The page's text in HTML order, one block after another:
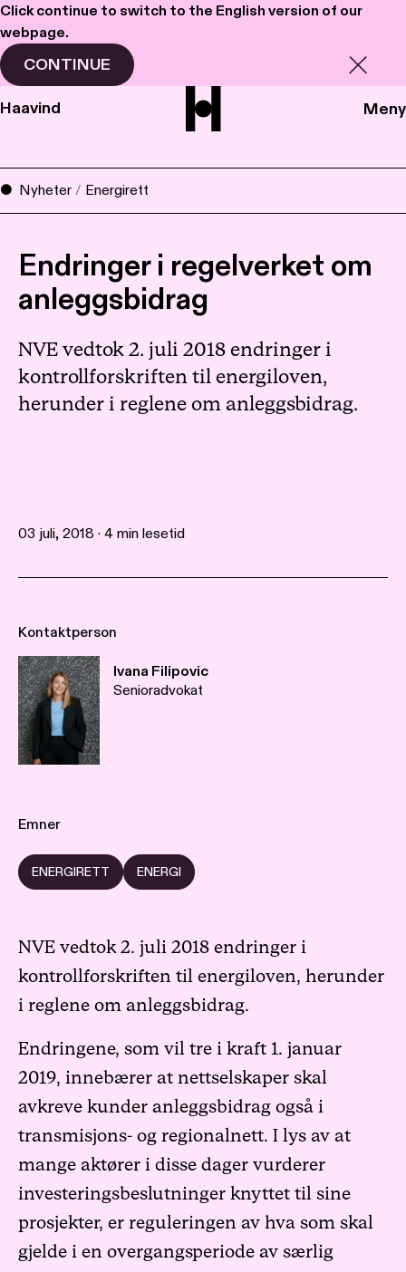
Click continue to switch to the English version of our
webpage.
CONTINUE
Haavind Meny
Nyheter / Energirett
Endringer i regelverket om
anleggsbidrag
NVE vedtok 2. juli 2018 endringer i
kontrollforskriften til energiloven,
herunder i reglene om anleggsbidrag.
03 juli, 2018 · 4 min lesetid
Kontaktperson
Ivana Filipovic
Senioradvokat
Emner
ENERGIRETT ENERGI
NVE vedtok 2. juli 2018 endringer i
kontrollforskriften til energiloven, herunder
i reglene om anleggsbidrag.
Endringene, som vil tre i kraft 1. januar
2019, innebærer at nettselskaper skal
avkreve kunder anleggsbidrag også i
transmisjons- og regionalnett. I lys av at
mange aktører i disse dager vurderer
investeringsbeslutninger knyttet til sine
prosjekter, er reguleringen av hva som skal
gjelde i en overgangsperiode av særlig